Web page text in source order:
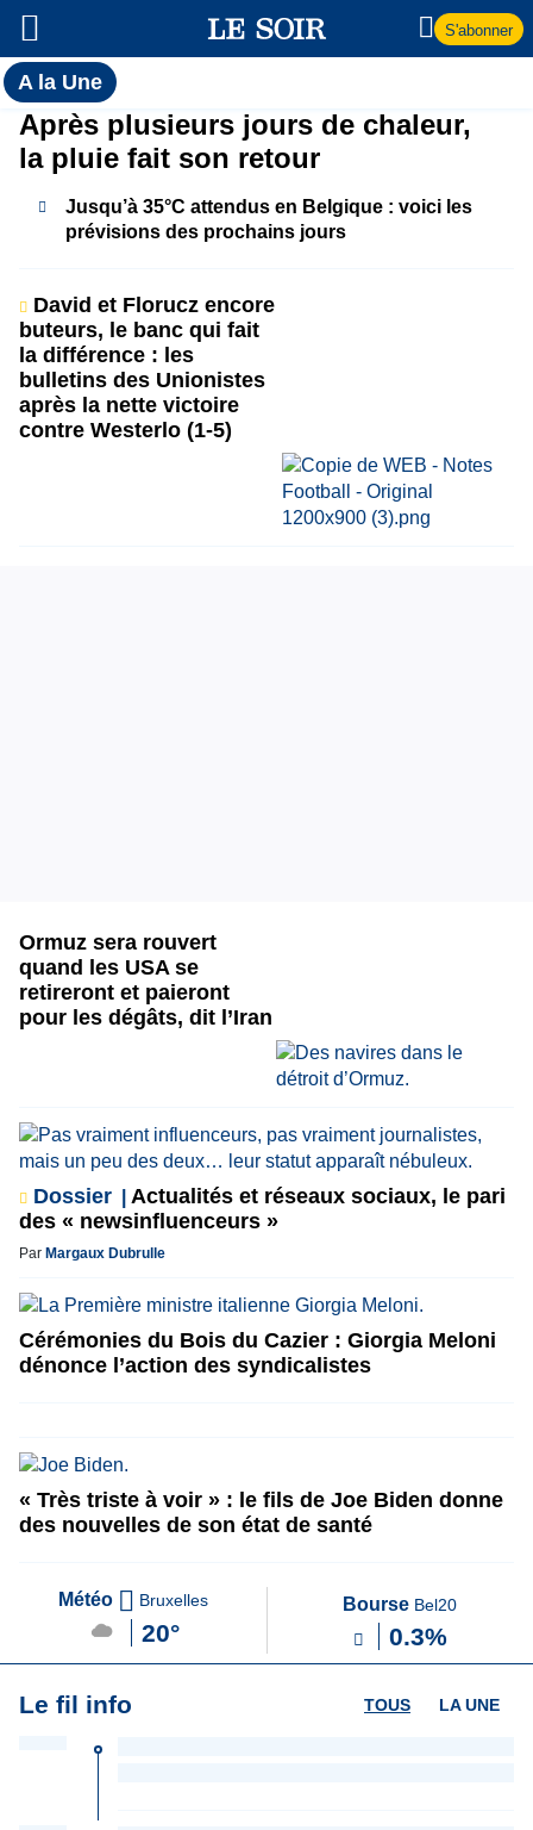
S'abonner
A la UneToutes
l'actualité
du Soir
A
la
Une
Après plusieurs jours de chaleur,
la pluie fait son retour
Jusqu’à 35°C attendus en Belgique : voici les
prévisions des prochains jours
David et Florucz encore
buteurs, le banc qui fait
la différence : les
bulletins des Unionistes
après la nette victoire
contre Westerlo (1-5)
Ormuz sera rouvert
quand les USA se
retireront et paieront
pour les dégâts, dit l’Iran
Dossier
Actualités et réseaux sociaux, le pari
des « newsinfluenceurs »
Par Margaux Dubrulle
Cérémonies du Bois du Cazier : Giorgia Meloni
dénonce l’action des syndicalistes
« Très triste à voir » : le fils de Joe Biden donne
des nouvelles de son état de santé
Météo Bruxelles
20°
Bourse Bel20
0.3%
Le fil info LA UNE
TOUS